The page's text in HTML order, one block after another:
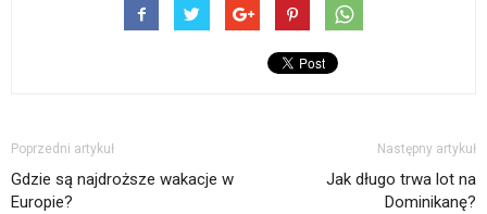
Poprzedni artykuł
Gdzie są najdroższe wakacje w
Europie?
Następny artykuł
Jak długo trwa lot na
Dominikanę?